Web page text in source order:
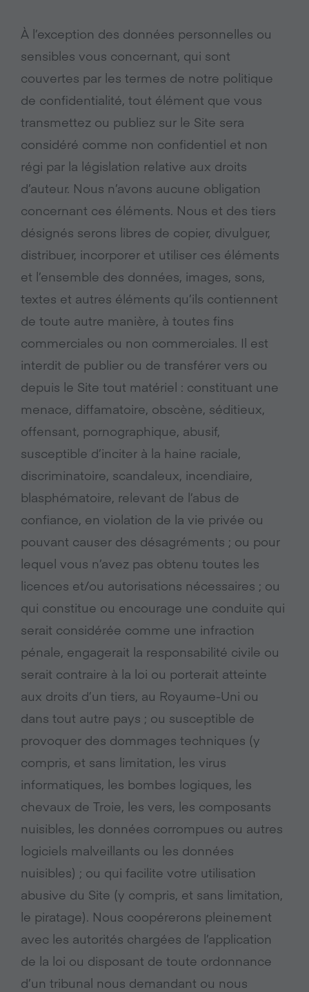
À l’exception des données personnelles ou
sensibles vous concernant, qui sont
couvertes par les termes de notre politique
de confidentialité, tout élément que vous
transmettez ou publiez sur le Site sera
considéré comme non confidentiel et non
régi par la législation relative aux droits
d’auteur. Nous n’avons aucune obligation
concernant ces éléments. Nous et des tiers
désignés serons libres de copier, divulguer,
distribuer, incorporer et utiliser ces éléments
et l’ensemble des données, images, sons,
textes et autres éléments qu’ils contiennent
de toute autre manière, à toutes fins
commerciales ou non commerciales. Il est
interdit de publier ou de transférer vers ou
depuis le Site tout matériel : constituant une
menace, diffamatoire, obscène, séditieux,
offensant, pornographique, abusif,
susceptible d’inciter à la haine raciale,
discriminatoire, scandaleux, incendiaire,
blasphématoire, relevant de l’abus de
confiance, en violation de la vie privée ou
pouvant causer des désagréments ; ou pour
lequel vous n’avez pas obtenu toutes les
licences et/ou autorisations nécessaires ; ou
qui constitue ou encourage une conduite qui
serait considérée comme une infraction
pénale, engagerait la responsabilité civile ou
serait contraire à la loi ou porterait atteinte
aux droits d’un tiers, au Royaume-Uni ou
dans tout autre pays ; ou susceptible de
provoquer des dommages techniques (y
compris, et sans limitation, les virus
informatiques, les bombes logiques, les
chevaux de Troie, les vers, les composants
nuisibles, les données corrompues ou autres
logiciels malveillants ou les données
nuisibles) ; ou qui facilite votre utilisation
abusive du Site (y compris, et sans limitation,
le piratage). Nous coopérerons pleinement
avec les autorités chargées de l’application
de la loi ou disposant de toute ordonnance
d’un tribunal nous demandant ou nous